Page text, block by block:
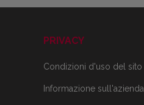
PRIVACY
Condizioni d'uso del sito
Informazione sull'azienda